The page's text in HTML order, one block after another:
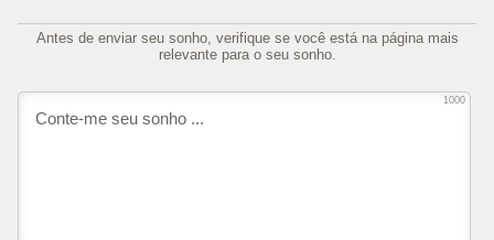
Antes de enviar seu sonho, verifique se você está na página mais
relevante para o seu sonho.
1000